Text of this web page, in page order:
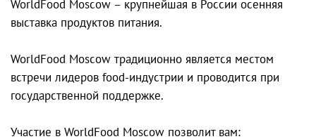
WorldFood Moscow – крупнейшая в России осенняя
выставка продуктов питания.
WorldFood Moscow традиционно является местом
встречи лидеров food-индустрии и проводится при
государственной поддержке.
Участие в WorldFood Moscow позволит вам: